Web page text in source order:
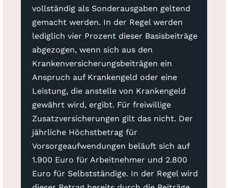
vollständig als Sonderausgaben geltend
gemacht werden. In der Regel werden
lediglich vier Prozent dieser Basisbeiträge
abgezogen, wenn sich aus den
Krankenversicherungsbeiträgen ein
Anspruch auf Krankengeld oder eine
Leistung, die anstelle von Krankengeld
gewährt wird, ergibt. Für freiwillige
Zusatzversicherungen gilt das nicht. Der
jährliche Höchstbetrag für
Vorsorgeaufwendungen beläuft sich auf
1.900 Euro für Arbeitnehmer und 2.800
Euro für Selbstständige. In der Regel wird